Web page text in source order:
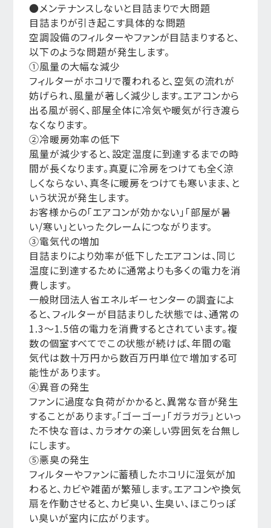
●メンテナンスしないと目詰まりで大問題
目詰まりが引き起こす具体的な問題
空調設備のフィルターやファンが目詰まりすると、
以下のような問題が発生します。
①風量の大幅な減少
フィルターがホコリで覆われると、空気の流れが
妨げられ、風量が著しく減少します。エアコンから
出る風が弱く、部屋全体に冷気や暖気が行き渡ら
なくなります。
②冷暖房効率の低下
風量が減少すると、設定温度に到達するまでの時
間が長くなります。真夏に冷房をつけても全く涼
しくならない、真冬に暖房をつけても寒いまま、と
いう状況が発生します。
お客様からの「エアコンが効かない」「部屋が暑
い/寒い」といったクレームにつながります。
③電気代の増加
目詰まりにより効率が低下したエアコンは、同じ
温度に到達するために通常よりも多くの電力を消
費します。
一般財団法人省エネルギーセンターの調査によ
ると、フィルターが目詰まりした状態では、通常の
1.3〜1.5倍の電力を消費するとされています。複
数の個室すべてでこの状態が続けば、年間の電
気代は数十万円から数百万円単位で増加する可
能性があります。
④異音の発生
ファンに過度な負荷がかかると、異常な音が発生
することがあります。「ゴーゴー」「ガラガラ」といっ
た不快な音は、カラオケの楽しい雰囲気を台無し
にします。
⑤悪臭の発生
フィルターやファンに蓄積したホコリに湿気が加
わると、カビや雑菌が繁殖します。エアコンや換気
扇を作動させると、カビ臭い、生臭い、ほこりっぽ
い臭いが室内に広がります。